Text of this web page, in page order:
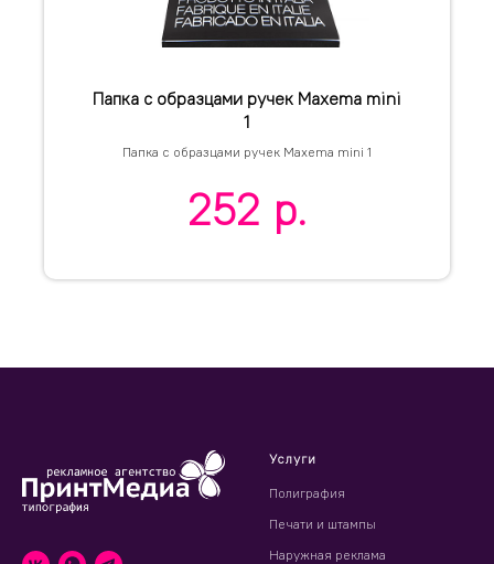
Папка c образцами ручек Maxema mini
1
Папка c образцами ручек Maxema mini 1
252 р.
Услуги
Полиграфия
Печати и штампы
Наружная реклама